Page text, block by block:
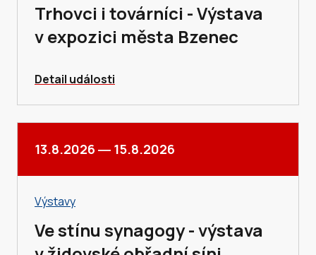
Trhovci i továrníci - Výstava
v expozici města Bzenec
Detail události
13.8.2026 ― 15.8.2026
Výstavy
Ve stínu synagogy - výstava